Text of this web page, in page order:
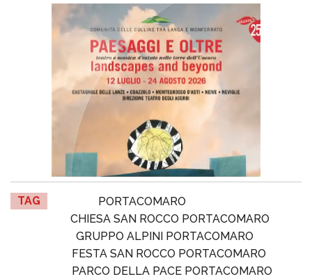
TAG
PORTACOMARO
CHIESA SAN ROCCO PORTACOMARO
GRUPPO ALPINI PORTACOMARO
FESTA SAN ROCCO PORTACOMARO
PARCO DELLA PACE PORTACOMARO